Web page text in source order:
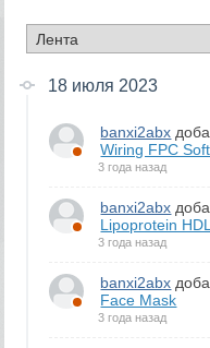
18 июля 2023
banxi2abx
Wiring FPC
3 года назад
banxi2abx
Lipoprotein
3 года назад
banxi2abx
Face Mask
3 года назад